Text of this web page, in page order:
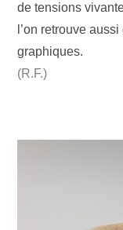
de tensions
l’on retrouve
graphiques.
(R.F.)